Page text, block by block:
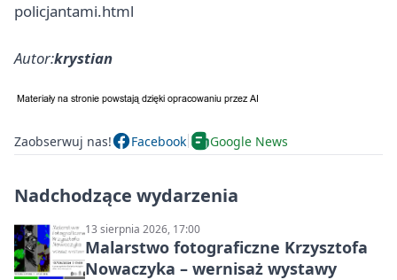
policjantami.html
Autor:krystian
Zaobserwuj nas! Facebook Google News
Nadchodzące wydarzenia
13 sierpnia 2026, 17:00
Malarstwo fotograficzne Krzysztofa
Nowaczyka – wernisaż wystawy